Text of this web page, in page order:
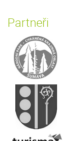
Partneři